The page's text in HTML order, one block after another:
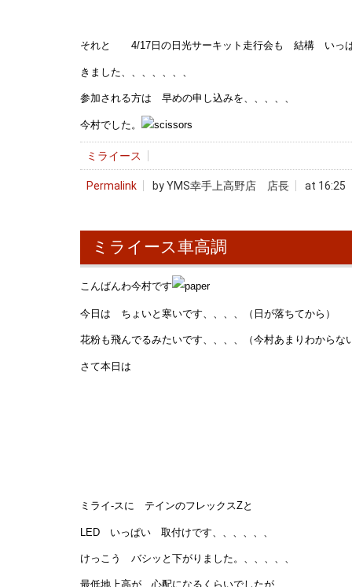
それと 4/17日の日光サーキット走行会も 結構 いっ
きました、、、、、、、
参加される方は 早めの申し込みを、、、、、
今村でした。
ミライース
Permalink by YMS幸手上高野店 店長 at 16:25
ミライース車高調
こんばんわ今村です
今日は ちょいと寒いです、、、、（日が落ちてから）
花粉も飛んでるみたいです、、、、（今村あまりわからな
さて本日は
ミライ-スに テインのフレックスZと
LED いっぱい 取付けです、、、、、、
けっこう バシッと下がりました。、、、、、
最低地上高が 心配になるくらいでしたが、、、、